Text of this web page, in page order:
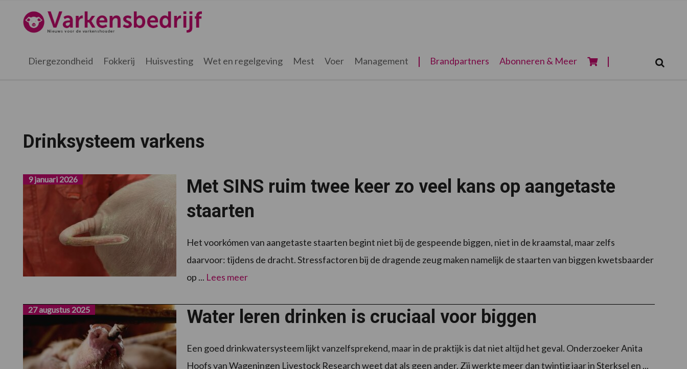
hoofdnavigatie
hoofd
voettekst
Varkensbedrijf.nl
Diergezondheid Fokkerij Huisvesting Wet en regelgeving Mest Voer Management Brandpartners Abonneren & Meer
Drinksysteem varkens
Met SINS ruim twee keer zo veel kans op aangetaste
staarten
9 januari 2026
Het voorkómen van aangetaste staarten begint niet bij de gespeende biggen, niet in de kraamstal, maar zelfs
daarvoor: tijdens de dracht. Stressfactoren bij de dragende zeug maken namelijk de staarten van biggen kwetsbaarder
op ... Lees meer
Water leren drinken is cruciaal voor biggen
27 augustus 2025
Een goed drinkwatersysteem lijkt vanzelfsprekend, maar in de praktijk is dat niet altijd het geval. Onderzoeker Anita
Hoofs van Wageningen Livestock Research weet dat als geen ander. Zij werkte meer dan twintig jaar in Sterksel en ...